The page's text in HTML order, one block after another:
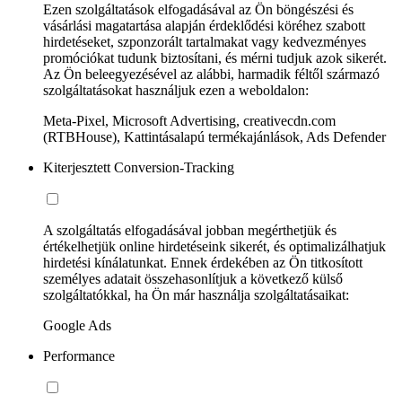
Ezen szolgáltatások elfogadásával az Ön böngészési és
vásárlási magatartása alapján érdeklődési köréhez szabott
hirdetéseket, szponzorált tartalmakat vagy kedvezményes
promóciókat tudunk biztosítani, és mérni tudjuk azok sikerét.
Az Ön beleegyezésével az alábbi, harmadik féltől származó
szolgáltatásokat használjuk ezen a weboldalon:
Meta-Pixel, Microsoft Advertising, creativecdn.com
(RTBHouse), Kattintásalapú termékajánlások, Ads Defender
Kiterjesztett Conversion-Tracking
A szolgáltatás elfogadásával jobban megérthetjük és
értékelhetjük online hirdetéseink sikerét, és optimalizálhatjuk
hirdetési kínálatunkat. Ennek érdekében az Ön titkosított
személyes adatait összehasonlítjuk a következő külső
szolgáltatókkal, ha Ön már használja szolgáltatásaikat:
Google Ads
Performance